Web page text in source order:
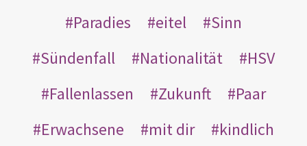
Paradies
eitel
Sinn
Sündenfall
Nationalität
HSV
Fallenlassen
Zukunft
Paar
Erwachsene
mit dir
kindlich